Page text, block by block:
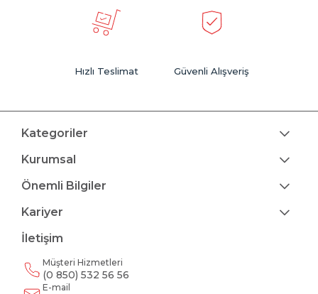
Hızlı Teslimat Güvenli Alışveriş
Kategoriler
Kurumsal
Önemli Bilgiler
Kariyer
İletişim
Müşteri Hizmetleri
(0 850) 532 56 56
E-mail